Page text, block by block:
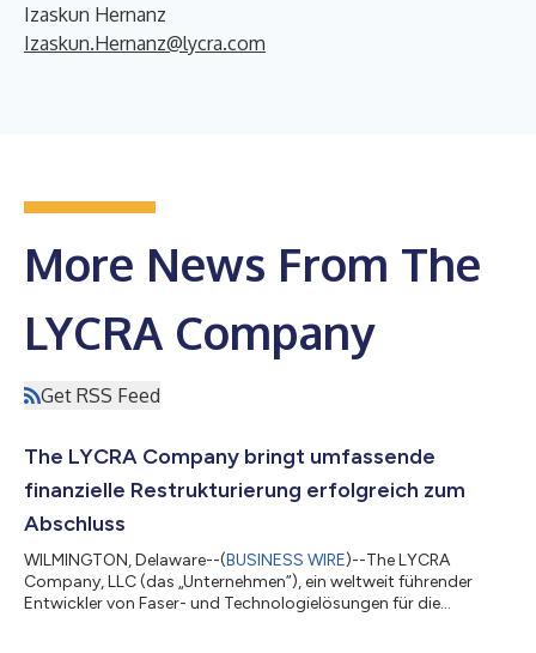
Izaskun Hernanz
Izaskun.Hernanz@lycra.com
More News From The
LYCRA Company
Get RSS Feed
The LYCRA Company bringt umfassende
finanzielle Restrukturierung erfolgreich zum
Abschluss
WILMINGTON, Delaware--(BUSINESS WIRE)--The LYCRA
Company, LLC (das „Unternehmen”), ein weltweit führender
Entwickler von Faser- und Technologielösungen für die